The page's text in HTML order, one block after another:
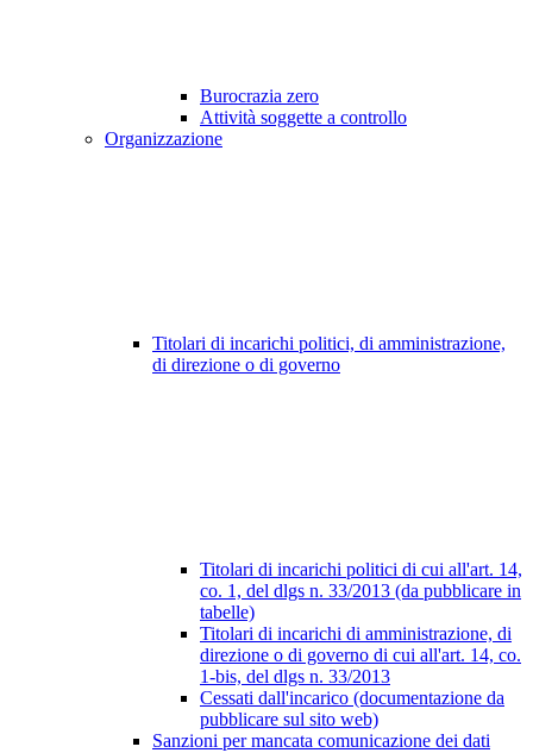
Burocrazia zero
Attività soggette a controllo
Organizzazione
Titolari di incarichi politici, di amministrazione,
di direzione o di governo
Titolari di incarichi politici di cui all'art. 14,
co. 1, del dlgs n. 33/2013 (da pubblicare in
tabelle)
Titolari di incarichi di amministrazione, di
direzione o di governo di cui all'art. 14, co.
1-bis, del dlgs n. 33/2013
Cessati dall'incarico (documentazione da
pubblicare sul sito web)
Sanzioni per mancata comunicazione dei dati